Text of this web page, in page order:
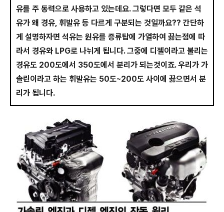
유를 주 동력으로 사용하고 있는데요. 그렇다면 모두 같은 석
유가 왜 경유, 휘발유 등 다르게 구분되는 것일까요?? 간단하
게 설명하자면 석유는 원유를 증류탑에 가열하여 끓는점에 따
라서 경유와 LPG로 나뉘게 됩니다. 그중에 디젤이라고 불리는
경유도 200도에서 350도에서 분리가 되는것이죠. 우리가 가
솔린이라고 하는 휘발유는 50도~200도 사이에 끓으면서 분
리가 됩니다.